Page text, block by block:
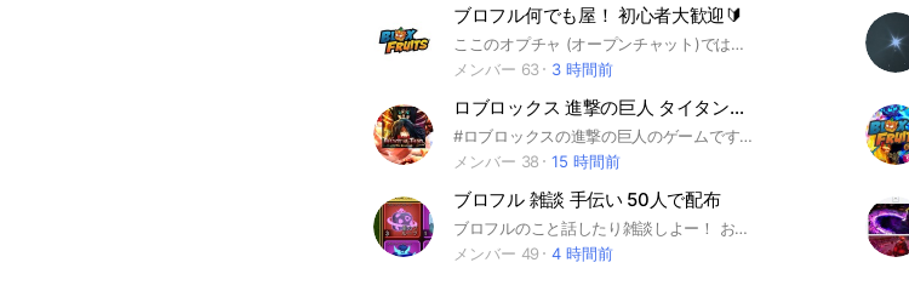
ブロフル何でも屋！ 初心者大歓迎🔰
ここのオプチャ (オープンチャット)では何でも屋の人が色々なことを手伝います！ 永久をくれなどは無理です！ 詳しくは入って大事なノートを確認宜しくお願いします！#ブロフル #ブロックスフルーツ #何でも屋 #手伝い #ロブロックス #ブロフル
メンバー 63
3 時間前
ロブロックス 進撃の巨人 タイタン無題の攻撃
#ロブロックスの進撃の巨人のゲームです #UNTITEED Attark On Titon #進撃の巨人 ウェーブとかボスとかミッションとか何でも協力してやりましょう ロブロックスの進撃ゲームok 中心はタイタン無題の攻撃
メンバー 38
15 時間前
ブロフル 雑談 手伝い 50人で配布
ブロフルのこと話したり雑談しよー！ お互いのこと手伝ったりしましょ！
メンバー 49
4 時間前